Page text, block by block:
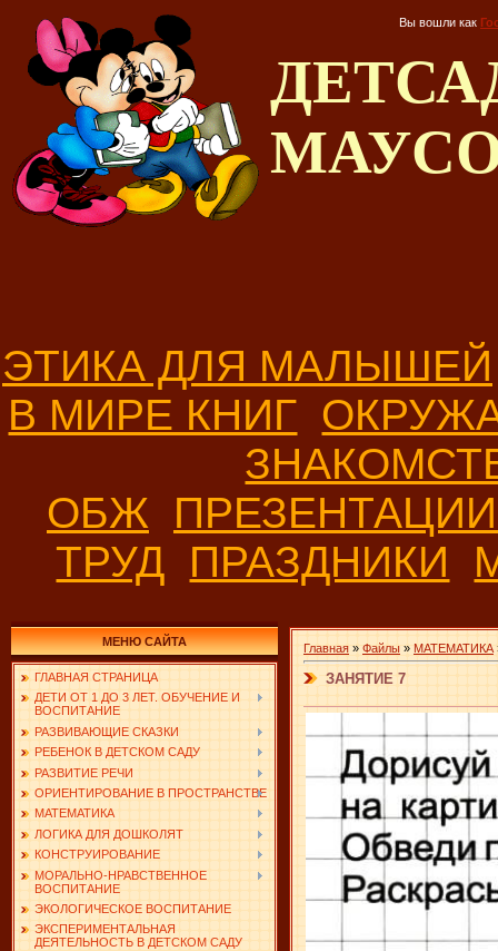
Вы вошли как
ЭТИКА ДЛЯ МАЛЫШЕЙ
В МИРЕ КНИГ
ОБЖ
ТРУД ПРАЗДНИКИ
МЕНЮ САЙТА
ГЛАВНАЯ СТРАНИЦА
ДЕТИ ОТ 1 ДО 3 ЛЕТ. ОБУЧЕНИЕ И
ВОСПИТАНИЕ
РАЗВИВАЮЩИЕ СКАЗКИ
РЕБЕНОК В ДЕТСКОМ САДУ
РАЗВИТИЕ РЕЧИ
ОРИЕНТИРОВАНИЕ В ПРОСТРАНСТВЕ
МАТЕМАТИКА
ЛОГИКА ДЛЯ ДОШКОЛЯТ
КОНСТРУИРОВАНИЕ
МОРАЛЬНО-НРАВСТВЕННОЕ
ВОСПИТАНИЕ
ЭКОЛОГИЧЕСКОЕ ВОСПИТАНИЕ
ЭКСПЕРИМЕНТАЛЬНАЯ
ДЕЯТЕЛЬНОСТЬ В ДЕТСКОМ САДУ
Главная » Файлы » МАТЕМАТИКА
ЗАНЯТИЕ 7